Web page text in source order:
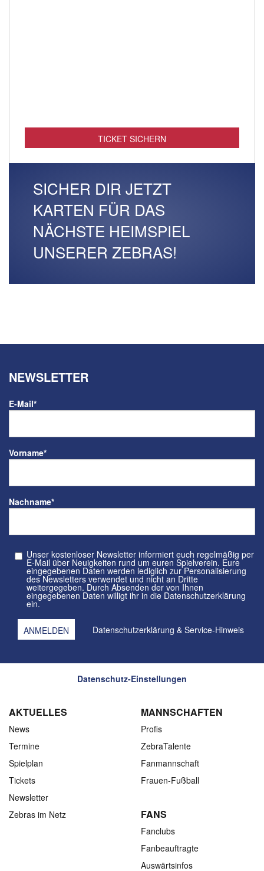
TICKET SICHERN
SICHER DIR JETZT
KARTEN FÜR DAS
NÄCHSTE HEIMSPIEL
UNSERER ZEBRAS!
NEWSLETTER
E-Mail*
Vorname*
Nachname*
Unser kostenloser Newsletter informiert euch regelmäßig per
E-Mail über Neuigkeiten rund um euren Spielverein. Eure
eingegebenen Daten werden lediglich zur Personalisierung
des Newsletters verwendet und nicht an Dritte
weitergegeben. Durch Absenden der von Ihnen
eingegebenen Daten willigt ihr in die Datenschutzerklärung
ein.
Datenschutzerklärung & Service-Hinweis
Datenschutz-Einstellungen
AKTUELLES
News
Termine
Spielplan
Tickets
Newsletter
Zebras im Netz
MANNSCHAFTEN
Profis
ZebraTalente
Fanmannschaft
Frauen-Fußball
FANS
Fanclubs
Fanbeauftragte
Auswärtsinfos